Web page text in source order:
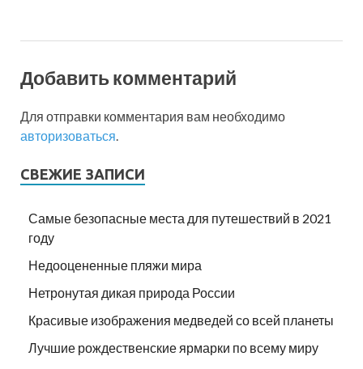
Добавить комментарий
Для отправки комментария вам необходимо
авторизоваться
СВЕЖИЕ ЗАПИСИ
Самые безопасные места для путешествий в 2021
году
Недооцененные пляжи мира
Нетронутая дикая природа России
Красивые изображения медведей со всей планеты
Лучшие рождественские ярмарки по всему миру